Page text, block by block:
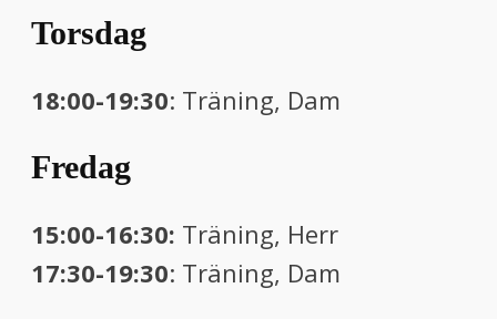
Torsdag
18:00-19:30: Träning, Dam
Fredag
15:00-16:30: Träning, Herr
17:30-19:30: Träning, Dam